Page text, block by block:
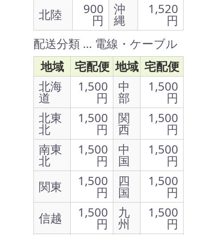
北陸
900
円
沖
縄
1,520
円
配送分類 … 電線・ケーブル
地域
宅配便 地域 宅配便
北海
道
1,500
円
中
部
1,500
円
北東
北
1,500
円
関
西
1,500
円
南東
北
1,500
円
中
国
1,500
円
関東
1,500
円
四
国
1,500
円
信越
1,500
円
九
州
1,500
円